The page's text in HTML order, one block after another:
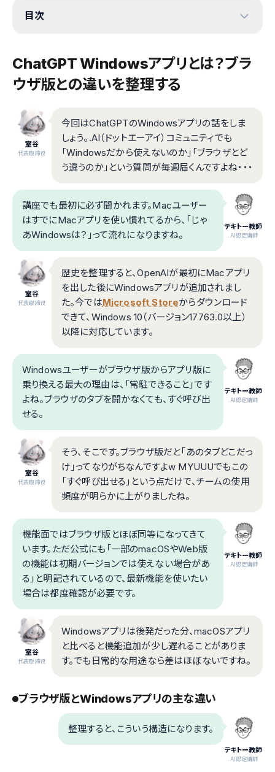
目次
ChatGPT Windowsアプリとは？ブラ
ウザ版との違いを整理する
室谷
代表取締役
今回はChatGPTのWindowsアプリの話をしま
しょう。.AI（ドットエーアイ）コミュニティでも
「Windowsだから使えないのか」「ブラウザとど
う違うのか」という質問が毎週届くんですよね・・・
テキトー教師
.AI認定講師
講座でも最初に必ず聞かれます。Macユーザー
はすでにMacアプリを使い慣れてるから、「じゃ
あWindowsは？」って流れになりますね。
室谷
代表取締役
歴史を整理すると、OpenAIが最初にMacアプリ
を出した後にWindowsアプリが追加されまし
た。今ではMicrosoft Storeからダウンロード
できて、Windows 10（バージョン17763.0以上）
以降に対応しています。
テキトー教師
.AI認定講師
Windowsユーザーがブラウザ版からアプリ版に
乗り換える最大の理由は、「常駐できること」です
よね。ブラウザのタブを開かなくても、すぐ呼び出
せる。
室谷
代表取締役
そう、そこです。ブラウザ版だと「あのタブどこだっ
け」ってなりがちなんですよw MYUUUでもこの
「すぐ呼び出せる」という点だけで、チームの使用
頻度が明らかに上がりましたね。
テキトー教師
.AI認定講師
機能面ではブラウザ版とほぼ同等になってきて
います。ただ公式にも「一部のmacOSやWeb版
の機能は初期バージョンでは使えない場合があ
る」と明記されているので、最新機能を使いたい
場合は都度確認が必要です。
室谷
代表取締役
Windowsアプリは後発だった分、macOSアプリ
と比べると機能追加が少し遅れることがありま
す。でも日常的な用途なら差はほぼないですね。
ブラウザ版とWindowsアプリの主な違い
テキトー教師
.AI認定講師
整理すると、こういう構造になります。